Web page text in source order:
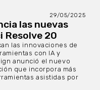
29/05/2025
las nuevas
Resolve 20
las innovaciones de
con IA y
anunció el nuevo
que incorpora más
asistidas por